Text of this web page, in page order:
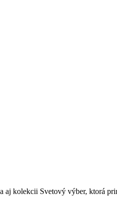
kolekcii Svetový výber, ktorá